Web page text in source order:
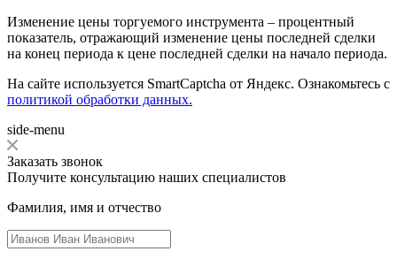
Изменение цены торгуемого инструмента – процентный
показатель, отражающий изменение цены последней сделки
на конец периода к цене последней сделки на начало периода.
На сайте используется SmartCaptcha от Яндекс. Ознакомьтесь с
политикой обработки данных.
side-menu
Заказать звонок
Получите консультацию наших специалистов
Фамилия, имя и отчество